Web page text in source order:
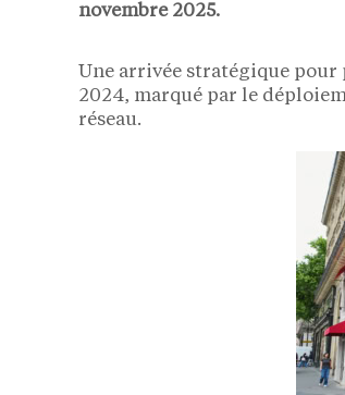
novembre 2025.
Une arrivée stratégique
2024, marqué par le
réseau.